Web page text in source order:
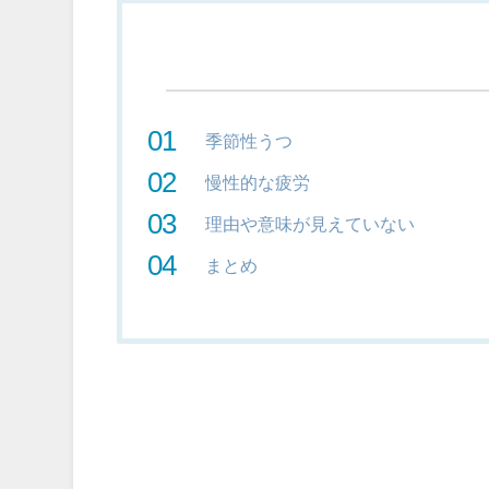
季節性うつ
慢性的な疲労
理由や意味が見えていない
まとめ